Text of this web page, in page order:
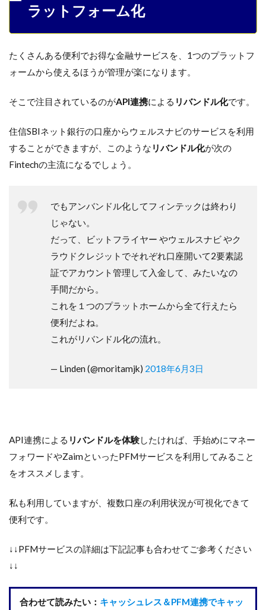
ラットフォーム化
たくさんある便利でお得な金融サービスを、1つのプラットフ
ォームから使えるほうが管理が楽になります。
そこで注目されているのがAPI連携による リバンドル化です。
住信SBIネット銀行の口座からウェルスナビのサービスを利用
することができますが、このような リバンドル化が次の
Fintechの主流になるでしょう。
でもアンバンドル化してフィンテックは終わり
じゃない。
だって、ビットフライヤー やウェルスナビ やク
ラウドクレジットでそれぞれ口座開いて2要素認
証でアカウント管理して入金して、みたいなの
手間だから。
これを１つのプラットホームから全て行えたら
便利だよね。
これがリバンドル化の流れ。
— Linden (@moritamjk) 2018年6月3日
API連携による リバンドルを体験したければ、手始めにマネー
フォワードやZaimといったPFMサービスを利用してみること
をオススメします。
私も利用していますが、複数口座の利用状況が可視化できて
便利です。
↓↓PFMサービスの詳細は下記記事も合わせてご参考ください
↓↓
合わせて読みたい： キャッシュレス＆PFM連携でキャッ